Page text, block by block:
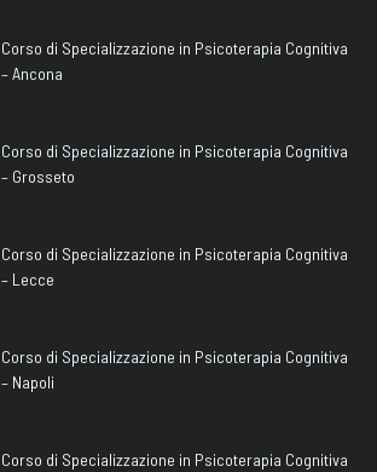
Corso di Specializzazione in Psicoterapia Cognitiva
– Ancona
Corso di Specializzazione in Psicoterapia Cognitiva
– Grosseto
Corso di Specializzazione in Psicoterapia Cognitiva
– Lecce
Corso di Specializzazione in Psicoterapia Cognitiva
– Napoli
Corso di Specializzazione in Psicoterapia Cognitiva